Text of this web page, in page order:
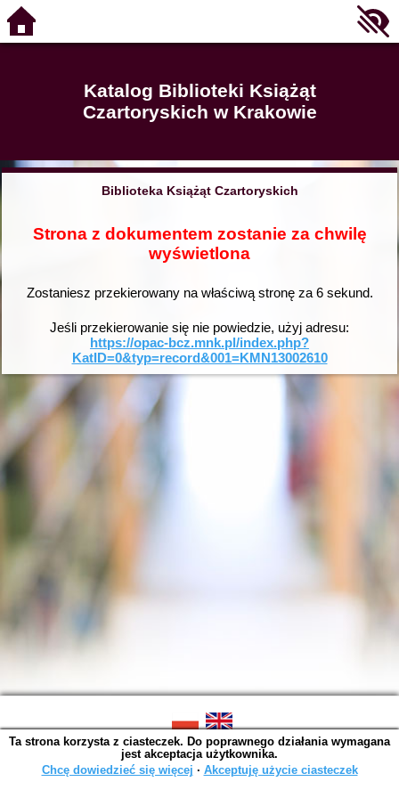
Katalog Biblioteki Książąt
Czartoryskich w Krakowie
Biblioteka Książąt Czartoryskich
Strona z dokumentem zostanie za chwilę
wyświetlona
Zostaniesz przekierowany na właściwą stronę za 6sekund.
Jeśli przekierowanie się nie powiedzie, użyj adresu:
https://opac-bcz.mnk.pl/index.php?
KatID=0&typ=record&001=KMN13002610
SOWA OPAC v. 6.11.10 (2026-07-24)
Wygenerowano w 0,0014 s.
Ta strona korzysta z ciasteczek. Do poprawnego działania wymagana
jest akceptacja użytkownika.
Chcę dowiedzieć się więcej ∙ Akceptuję użycie ciasteczek